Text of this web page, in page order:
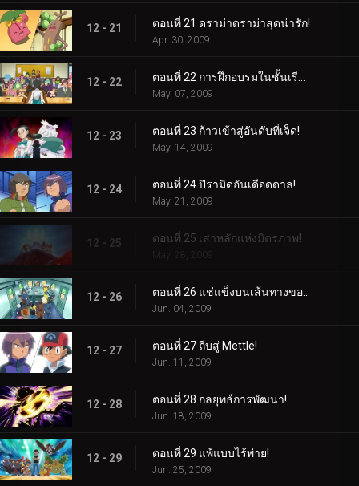
12 - 21 ตอนที่ 21 ดราม่าดราม่าสุดน่ารัก!
Apr. 30, 2009
12 - 22
May. 07, 2009
12 - 23 ตอนที่ 23 ก้าวเข้าสู่อันดับที่เจ็ด!
May. 14, 2009
12 - 24 ตอนที่ 24 ปิรามิดอันเดือดดาล!
May. 21, 2009
12 - 25 ตอนที่ 25 เสาหลักแห่งมิตรภาพ!
May. 28, 2009
12 - 26
Jun. 04, 2009
12 - 27 ตอนที่ 27 ถีบสู่ Mettle!
Jun. 11, 2009
12 - 28 ตอนที่ 28 กลยุทธ์การพัฒนา!
Jun. 18, 2009
12 - 29 ตอนที่ 29 แพ้แบบไร้พ่าย!
Jun. 25, 2009